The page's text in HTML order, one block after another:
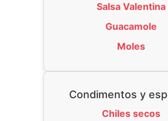
Salsa Valentina
Guacamole
Moles
Condimentos y
Chiles secos